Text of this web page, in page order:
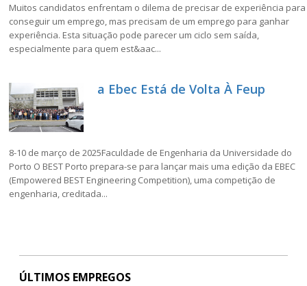
Muitos candidatos enfrentam o dilema de precisar de experiência para
conseguir um emprego, mas precisam de um emprego para ganhar
experiência. Esta situação pode parecer um ciclo sem saída,
especialmente para quem est&aac...
a Ebec Está de Volta À Feup
8-10 de março de 2025Faculdade de Engenharia da Universidade do
Porto O BEST Porto prepara-se para lançar mais uma edição da EBEC
(Empowered BEST Engineering Competition), uma competição de
engenharia, creditada...
ÚLTIMOS EMPREGOS